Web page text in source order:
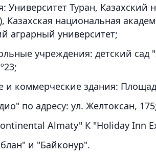
Университет Туран,
Казахская национальная
аграрный университет;
учреждения: детский сад
и коммерческие здания:
по адресу: ул. Желтоксан,
Almaty" К "Holiday Inn
и "Байконур".